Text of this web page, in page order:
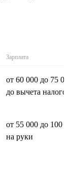
Зарплата
от 60 000 до 75
до вычета
от 55 000 до 100
на руки